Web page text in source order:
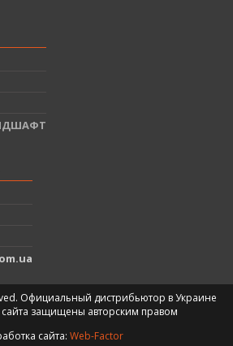
Официальный дистрибьютор в Украине
защищены авторским правом
сайта: Web-Factor